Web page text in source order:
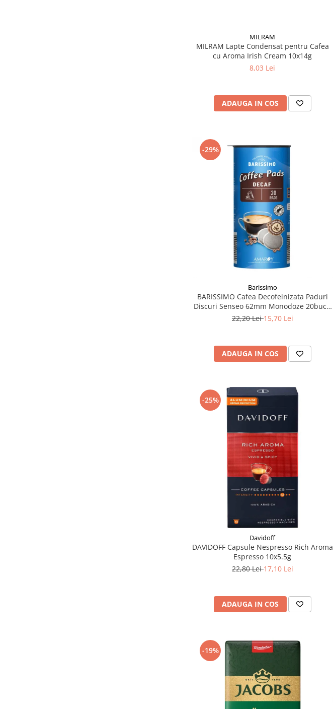
MILRAM
MILRAM Lapte Condensat pentru Cafea
cu Aroma Irish Cream 10x14g
8,03 Lei
ADAUGA IN COS
-29%
Barissimo
BARISSIMO Cafea Decofeinizata Paduri
Discuri Senseo 62mm Monodoze 20buc -
140g
22,20 Lei15,70 Lei
ADAUGA IN COS
-25%
Davidoff
DAVIDOFF Capsule Nespresso Rich Aroma
Espresso 10x5.5g
22,80 Lei17,10 Lei
ADAUGA IN COS
-19%